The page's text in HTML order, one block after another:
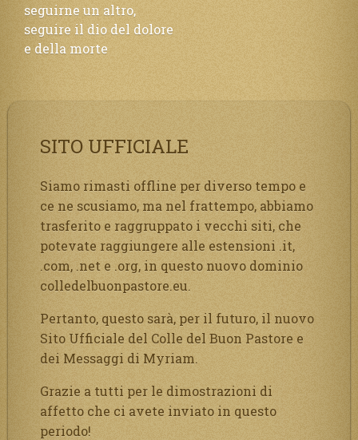
seguirne un altro,
seguire il dio del dolore
e della morte
SITO UFFICIALE
Siamo rimasti offline per diverso tempo e
ce ne scusiamo, ma nel frattempo, abbiamo
trasferito e raggruppato i vecchi siti, che
potevate raggiungere alle estensioni .it,
.com, .net e .org, in questo nuovo dominio
colledelbuonpastore.eu.
Pertanto, questo sarà, per il futuro, il nuovo
Sito Ufficiale del Colle del Buon Pastore e
dei Messaggi di Myriam.
Grazie a tutti per le dimostrazioni di
affetto che ci avete inviato in questo
periodo!